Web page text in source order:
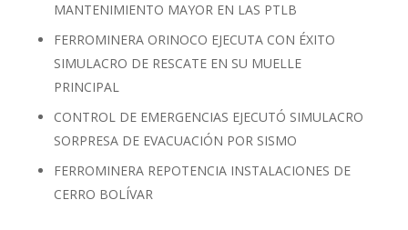
MANTENIMIENTO MAYOR EN LAS PTLB
FERROMINERA ORINOCO EJECUTA CON ÉXITO
SIMULACRO DE RESCATE EN SU MUELLE
PRINCIPAL
CONTROL DE EMERGENCIAS EJECUTÓ SIMULACRO
SORPRESA DE EVACUACIÓN POR SISMO
FERROMINERA REPOTENCIA INSTALACIONES DE
CERRO BOLÍVAR